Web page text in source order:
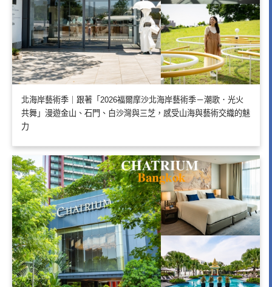
北海岸藝術季｜跟著「2026福爾摩沙北海岸藝術季－潮歌．光火
共舞」漫遊金山、石門、白沙灣與三芝，感受山海與藝術交織的魅
力